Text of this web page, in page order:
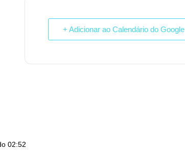
+ Adicionar ao Calendário do Google
02:52